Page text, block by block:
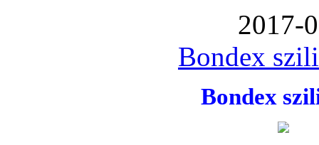
2017-
Bondex
Bondex